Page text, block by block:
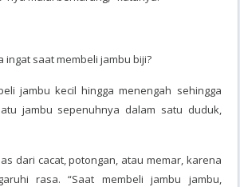
ingat saat membeli jambu biji?
jambu kecil hingga menengah sehingga
jambu sepenuhnya dalam satu duduk,
dari cacat, potongan, atau memar, karena
rasa. “Saat membeli jambu jambu,